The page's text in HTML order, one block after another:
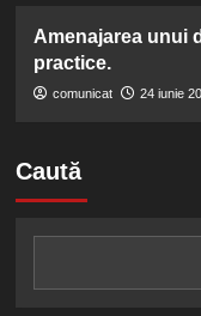
Amenajarea unui
practice.
comunicat 24 iunie
Caută